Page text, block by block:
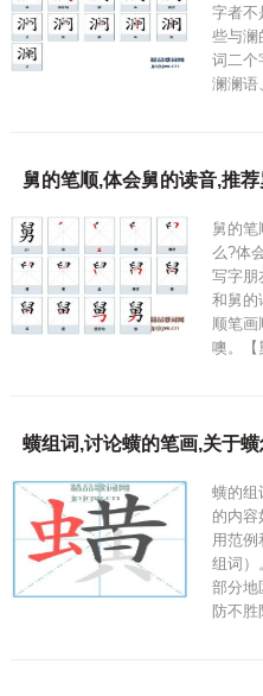
字者不
些与澜
词二个
澜澜
舅的笔顺,体会舅的读音,推
舅的笔
么?体
写字朋
和舅的
顺笔
噢。
蟥组词,讨论蟥的笔画,关于蟥
蟥的组
的内容
用范例
组词）
部分地
防不